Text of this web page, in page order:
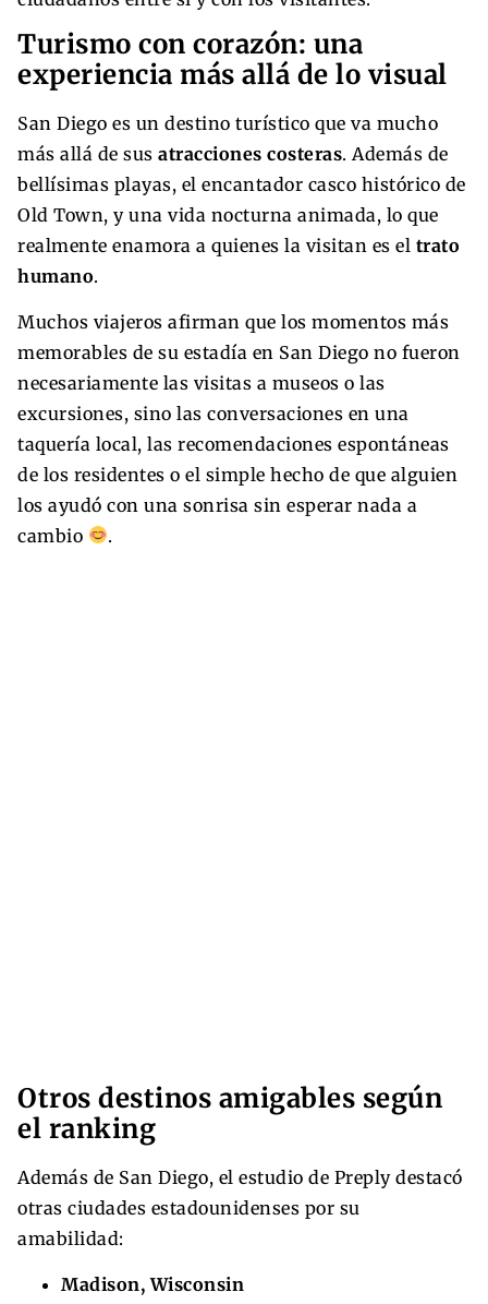
Turismo con corazón: una
experiencia más allá de lo visual
San Diego es un destino turístico que va mucho
más allá de sus atracciones costeras. Además de
bellísimas playas, el encantador casco histórico de
Old Town, y una vida nocturna animada, lo que
realmente enamora a quienes la visitan es el trato
humano.
Muchos viajeros afirman que los momentos más
memorables de su estadía en San Diego no fueron
necesariamente las visitas a museos o las
excursiones, sino las conversaciones en una
taquería local, las recomendaciones espontáneas
de los residentes o el simple hecho de que alguien
los ayudó con una sonrisa sin esperar nada a
cambio
.
Otros destinos amigables según
el ranking
Además de San Diego, el estudio de Preply destacó
otras ciudades estadounidenses por su
amabilidad:
Madison, Wisconsin